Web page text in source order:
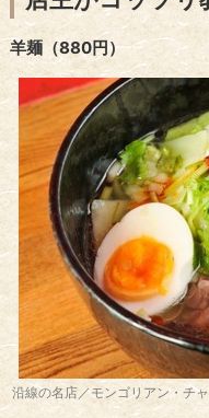
羊麺（880円）
沿線の名店／モンゴリアン・チ